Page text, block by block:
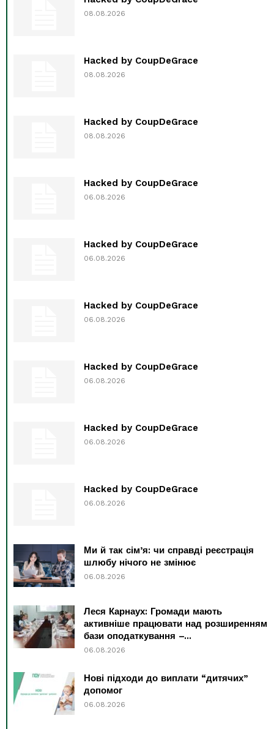
08.08.2026
Hacked by CoupDeGrace
08.08.2026
Hacked by CoupDeGrace
08.08.2026
Hacked by CoupDeGrace
06.08.2026
Hacked by CoupDeGrace
06.08.2026
Hacked by CoupDeGrace
06.08.2026
Hacked by CoupDeGrace
06.08.2026
Hacked by CoupDeGrace
06.08.2026
Hacked by CoupDeGrace
06.08.2026
Ми й так сім’я: чи справді реєстрація
шлюбу нічого не змінює
06.08.2026
Леся Карнаух: Громади мають
активніше працювати над розширенням
бази оподаткування –...
06.08.2026
Нові підходи до виплати “дитячих”
допомог
06.08.2026